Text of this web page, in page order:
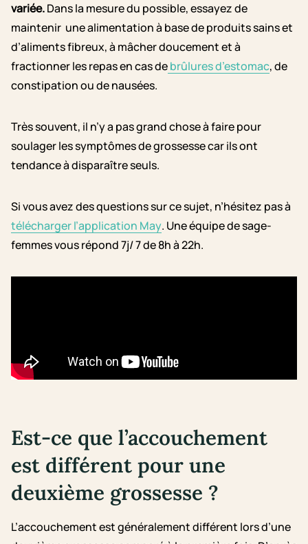
variée.Dans la mesure du possible, essayez de
maintenir une alimentation à base de produits sains et
d’aliments fibreux, à mâcher doucement et à
fractionner les repas en cas debrûlures d’estomac, de
constipation ou de nausées.
Très souvent, il n’y a pas grand chose à faire pour
soulager les symptômes de grossesse car ils ont
tendance à disparaître seuls.
Si vous avez des questions sur ce sujet, n’hésitez pas à
télécharger l’application May. Une équipe de sage-
femmes vous répond 7j/ 7 de 8h à 22h.
Est-ce que l’accouchement
est différent pour une
deuxième grossesse ?
L’accouchement est généralement différent lors d’une